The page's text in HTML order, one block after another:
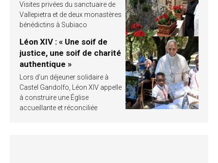
Visites privées du sanctuaire de
Vallepietra et de deux monastères
bénédictins à Subiaco
Léon XIV : « Une soif de
justice, une soif de charité
authentique »
Lors d’un déjeuner solidaire à
Castel Gandolfo, Léon XIV appelle
à construire une Église
accueillante et réconciliée